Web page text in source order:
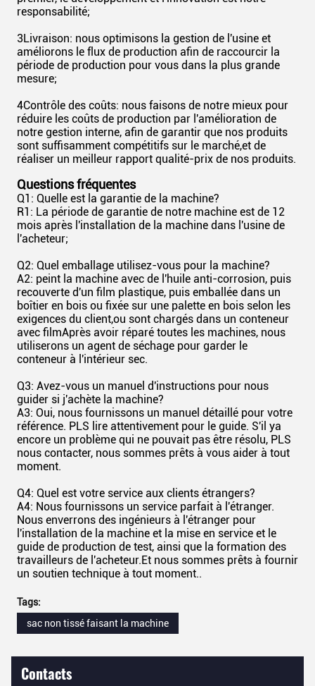
responsabilité;
3Livraison: nous optimisons la gestion de l'usine et
améliorons le flux de production afin de raccourcir la
période de production pour vous dans la plus grande
mesure;
4Contrôle des coûts: nous faisons de notre mieux pour
réduire les coûts de production par l'amélioration de
notre gestion interne, afin de garantir que nos produits
sont suffisamment compétitifs sur le marché,et de
réaliser un meilleur rapport qualité-prix de nos produits.
Questions fréquentes
Q1: Quelle est la garantie de la machine?
R1: La période de garantie de notre machine est de 12
mois après l'installation de la machine dans l'usine de
l'acheteur;
Q2: Quel emballage utilisez-vous pour la machine?
A2: peint la machine avec de l'huile anti-corrosion, puis
recouverte d'un film plastique, puis emballée dans un
boîtier en bois ou fixée sur une palette en bois selon les
exigences du client,ou sont chargés dans un conteneur
avec filmAprès avoir réparé toutes les machines, nous
utiliserons un agent de séchage pour garder le
conteneur à l'intérieur sec.
Q3: Avez-vous un manuel d'instructions pour nous
guider si j'achète la machine?
A3: Oui, nous fournissons un manuel détaillé pour votre
référence. PLS lire attentivement pour le guide. S'il ya
encore un problème qui ne pouvait pas être résolu, PLS
nous contacter, nous sommes prêts à vous aider à tout
moment.
Q4: Quel est votre service aux clients étrangers?
A4: Nous fournissons un service parfait à l'étranger.
Nous enverrons des ingénieurs à l'étranger pour
l'installation de la machine et la mise en service et le
guide de production de test, ainsi que la formation des
travailleurs de l'acheteur.Et nous sommes prêts à fournir
un soutien technique à tout moment..
Tags:
sac non tissé faisant la machine
Contacts